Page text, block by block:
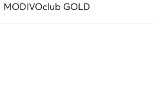
MODIVOclub GOLD